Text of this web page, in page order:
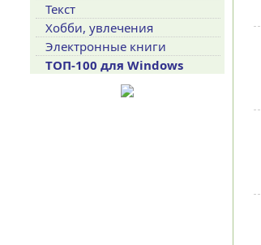
Текст
Хобби, увлечения
Электронные книги
ТОП-100 для Windows